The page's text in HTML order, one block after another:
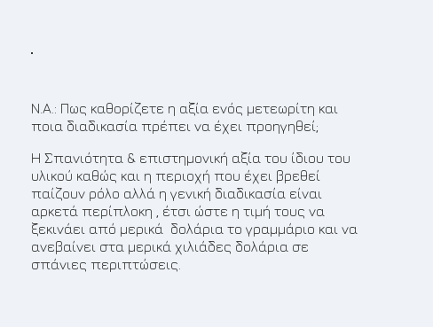
Η Σπανιότητα & επιστημονική αξία του ίδιου του
υλικού καθώς και η περιοχή που έχει βρεθεί
παίζουν ρόλο αλλά η γενική διαδικασία είναι
αρκετά περίπλοκη , έτσι ώστε η τιμή τους να
ξεκινάει από μερικά δολάρια το γραμμάριο και να
ανεβαίνει στα μερικά χιλιάδες δολάρια σε
σπάνιες περιπτώσεις.
Ν.Α.: Πως καθορίζετε η αξία ενός μετεωρίτη και
ποια διαδικασία πρέπει να έχει προηγηθεί;